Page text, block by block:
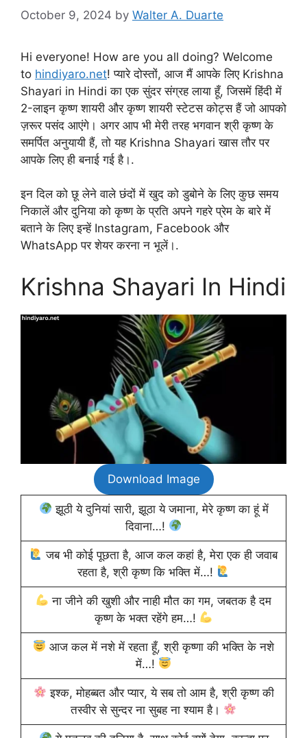
October 9, 2024 by Walter A. Duarte
Hi everyone! How are you all doing? Welcome
to hindiyaro.net! प्यारे दोस्तों, आज मैं आपके लिए Krishna
Shayari in Hindi का एक सुंदर संग्रह लाया हूँ, जिसमें हिंदी में
2-लाइन कृष्ण शायरी और कृष्ण शायरी स्टेटस कोट्स हैं जो आपको
ज़रूर पसंद आएंगे। अगर आप भी मेरी तरह भगवान श्री कृष्ण के
समर्पित अनुयायी हैं, तो यह Krishna Shayari खास तौर पर
आपके लिए ही बनाई गई है।.
इन दिल को छू लेने वाले छंदों में खुद को डुबोने के लिए कुछ समय
निकालें और दुनिया को कृष्ण के प्रति अपने गहरे प्रेम के बारे में
बताने के लिए इन्हें Instagram, Facebook और
WhatsApp पर शेयर करना न भूलें।.
Krishna Shayari In Hindi
Download Image
झूठी ये दुनियां सारी, झूठा ये जमाना, मेरे कृष्ण का हूं में
दिवाना…!
जब भी कोई पूछता है, आज कल कहां है, मेरा एक ही जवाब
रहता है, श्री कृष्ण कि भक्ति में…!
ना जीने की खुशी और नाही मौत का गम, जबतक है दम
कृष्ण के भक्त रहेंगे हम…!
आज कल में नशे में रहता हूँ, श्री कृष्णा की भक्ति के नशे
में…!
इश्क, मोहब्बत और प्यार, ये सब तो आम है, श्री कृष्ण की
तस्वीर से सुन्दर ना सुबह ना श्याम है।